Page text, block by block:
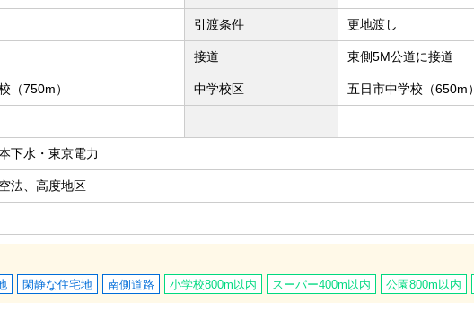
引渡条件 更地渡し
接道 東側5M公道に接道
（750m） 中学校区 五日市中学校（650m）
下水・東京電力
法、高度地区
閑静な住宅地 南側道路 小学校800m以内 スーパー400m以内 公園800m以内